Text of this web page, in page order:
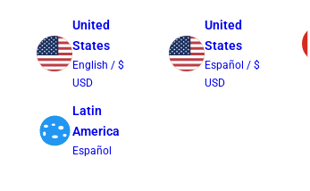
United
States
English / $
USD
United
States
Español / $
USD
Latin
America
Español